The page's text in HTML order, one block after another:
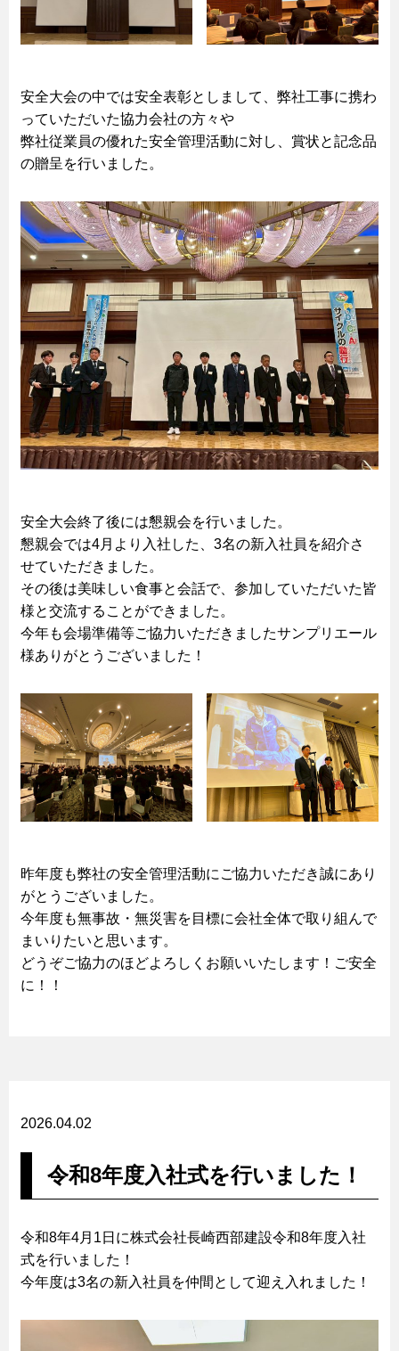
安全大会の中では安全表彰としまして、弊社工事に携わ
っていただいた協力会社の方々や
弊社従業員の優れた安全管理活動に対し、賞状と記念品
の贈呈を行いました。
安全大会終了後には懇親会を行いました。
懇親会では4月より入社した、3名の新入社員を紹介さ
せていただきました。
その後は美味しい食事と会話で、参加していただいた皆
様と交流することができました。
今年も会場準備等ご協力いただきましたサンプリエール
様ありがとうございました！
昨年度も弊社の安全管理活動にご協力いただき誠にあり
がとうございました。
今年度も無事故・無災害を目標に会社全体で取り組んで
まいりたいと思います。
どうぞご協力のほどよろしくお願いいたします！ご安全
に！！
2026.04.02
令和8年度入社式を行いました！
令和8年4月1日に株式会社長崎西部建設令和8年度入社
式を行いました！
今年度は3名の新入社員を仲間として迎え入れました！